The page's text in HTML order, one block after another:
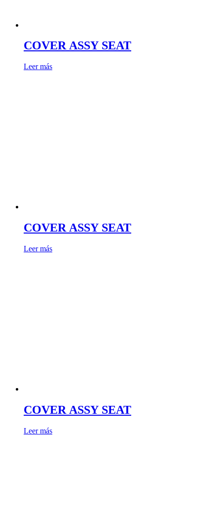
COVER ASSY SEAT
Leer más
COVER ASSY SEAT
Leer más
COVER ASSY SEAT
Leer más